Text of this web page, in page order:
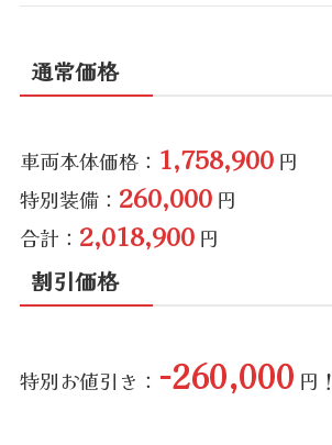
通常価格
車両本体価格： 1,758,900円
特別装備： 260,000円
合計： 2,018,900円
割引価格
特別お値引き： -260,000 円！